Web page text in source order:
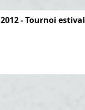
2012 - Tournoi estival